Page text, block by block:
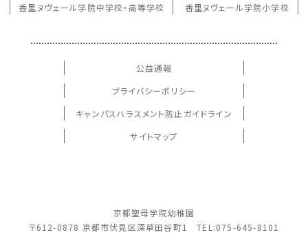
香里ヌヴェール学院中学校・高等学校 香里ヌヴェール学院小学校
公益通報
プライバシーポリシー
キャンパスハラスメント防止ガイドライン
サイトマップ
京都聖母学院幼稚園
〒612-0878 京都市伏見区深草田谷町1 TEL:075-645-8101